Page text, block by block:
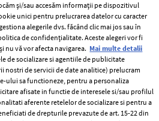
Termeni si conditii
Politica de
confidențialitate
și/sau accesăm informații pe dispozitivul
unici pentru prelucrarea datelor cu caracter
alegerile dvs. făcând clic mai jos sau în
de confidențialitate. Aceste alegeri vor fi
nu vă vor afecta navigarea. Mai multe detalii
de socializare si agentiile de publicitate
nostri de servicii de date analitice) prelucram
ului sa functioneze, pentru a personaliza
afisate in functie de interesele si/sau profilul
aferente retelelor de socializare si pentru a
de drepturile prevazute de art. 15-22 din